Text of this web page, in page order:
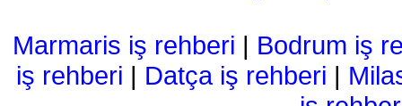
Marmaris iş rehberi | Bodrum iş
iş rehberi | Datça iş rehberi |